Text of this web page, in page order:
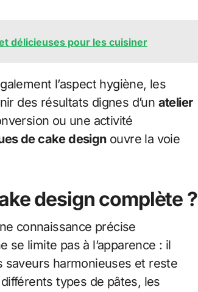
délicieuses pour les cuisiner
l’aspect hygiène, les
des résultats dignes d’un atelier
ou une activité
de cake designouvre la voie
design complète ?
connaissance précise
se limite pas à l’apparence : il
harmonieuses et reste
types de pâtes, les